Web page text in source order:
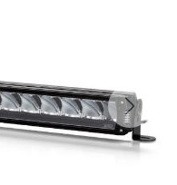
Next